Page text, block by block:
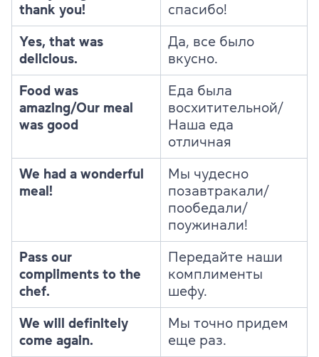
thank you!
спасибо!
Yes, that was
delicious.
Да, все было
вкусно.
Food was
amazing/Our meal
was good
Еда была
восхитительной/
Наша еда
отличная
We had a wonderful
meal!
Мы чудесно
позавтракали/
пообедали/
поужинали!
Pass our
compliments to the
chef.
Передайте наши
комплименты
шефу.
We will definitely
come again.
Мы точно придем
еще раз.